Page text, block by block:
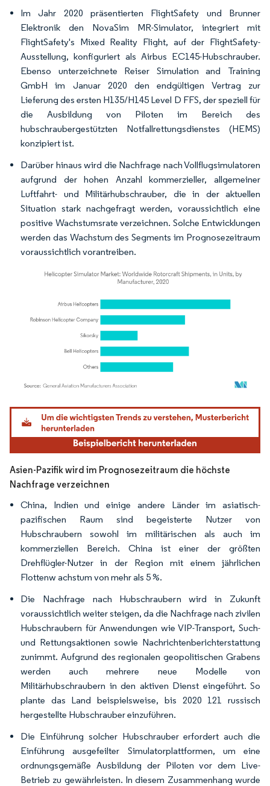
Im Jahr 2020 präsentierten FlightSafety und Brunner
Elektronik den NovaSim MR-Simulator, integriert mit
FlightSafety's Mixed Reality Flight, auf der FlightSafety-
Ausstellung, konfiguriert als Airbus EC145-Hubschrauber.
Ebenso unterzeichnete Reiser Simulation and Training
GmbH im Januar 2020 den endgültigen Vertrag zur
Lieferung des ersten H135/H145 Level D FFS, der speziell für
die Ausbildung von Piloten im Bereich des
hubschraubergestützten Notfallrettungsdienstes (HEMS)
konzipiert ist.
Darüber hinaus wird die Nachfrage nach Vollflugsimulatoren
aufgrund der hohen Anzahl kommerzieller, allgemeiner
Luftfahrt- und Militärhubschrauber, die in der aktuellen
Situation stark nachgefragt werden, voraussichtlich eine
positive Wachstumsrate verzeichnen. Solche Entwicklungen
werden das Wachstum des Segments im Prognosezeitraum
voraussichtlich vorantreiben.
Bild © Mordor Intelligence. Wiederverwendung erfordert Namensnennung gemäß
Asien-Pazifik wird im Prognosezeitraum die höchste
Nachfrage verzeichnen
China, Indien und einige andere Länder im asiatisch-
pazifischen Raum sind begeisterte Nutzer von
Hubschraubern sowohl im militärischen als auch im
kommerziellen Bereich. China ist einer der größten
Drehflügler-Nutzer in der Region mit einem jährlichen
Flottenw achstum von mehr als 5 %.
Die Nachfrage nach Hubschraubern wird in Zukunft
voraussichtlich weiter steigen, da die Nachfrage nach zivilen
Hubschraubern für Anwendungen wie VIP-Transport, Such-
und Rettungsaktionen sowie Nachrichtenberichterstattung
zunimmt. Aufgrund des regionalen geopolitischen Grabens
werden auch mehrere neue Modelle von
Militärhubschraubern in den aktiven Dienst eingeführt. So
plante das Land beispielsweise, bis 2020 121 russisch
hergestellte Hubschrauber einzuführen.
Die Einführung solcher Hubschrauber erfordert auch die
Einführung ausgefeilter Simulatorplattformen, um eine
ordnungsgemäße Ausbildung der Piloten vor dem Live-
Betrieb zu gewährleisten. In diesem Zusammenhang wurde